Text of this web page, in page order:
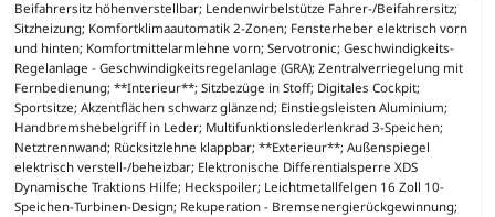
Beifahrersitz höhenverstellbar; Lendenwirbelstütze Fahrer-/Beifahrersitz;
Sitzheizung; Komfortklimaautomatik 2-Zonen; Fensterheber elektrisch vorn
und hinten; Komfortmittelarmlehne vorn; Servotronic; Geschwindigkeits-
Regelanlage - Geschwindigkeitsregelanlage (GRA); Zentralverriegelung mit
Fernbedienung; **Interieur**; Sitzbezüge in Stoff; Digitales Cockpit;
Sportsitze; Akzentflächen schwarz glänzend; Einstiegsleisten Aluminium;
Handbremshebelgriff in Leder; Multifunktionslederlenkrad 3-Speichen;
Netztrennwand; Rücksitzlehne klappbar; **Exterieur**; Außenspiegel
elektrisch verstell-/beheizbar; Elektronische Differentialsperre XDS
Dynamische Traktions Hilfe; Heckspoiler; Leichtmetallfelgen 16 Zoll 10-
Speichen-Turbinen-Design; Rekuperation - Bremsenergierückgewinnung;